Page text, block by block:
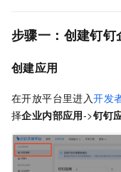
步骤一：创建钉钉
创建应用
在开放平台里进入开发
择企业内部应用->钉钉